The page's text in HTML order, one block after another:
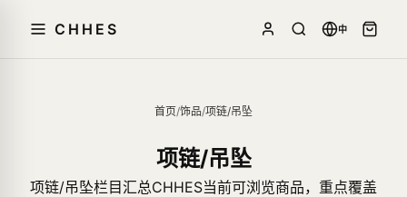
CHHES 中
首页/饰品/项链/吊坠
项链/吊坠
项链/吊坠栏目汇总CHHES当前可浏览商品，重点覆盖